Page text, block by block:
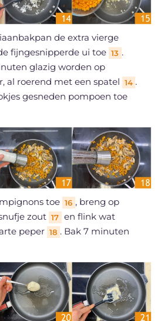
de extra vierge
fijngesnipperde ui toe 13 .
glazig worden op
al roerend met een spatel 14 .
gesneden pompoen toe
toe 16 , breng op
zout 17 en flink wat
peper 18 . Bak 7 minuten